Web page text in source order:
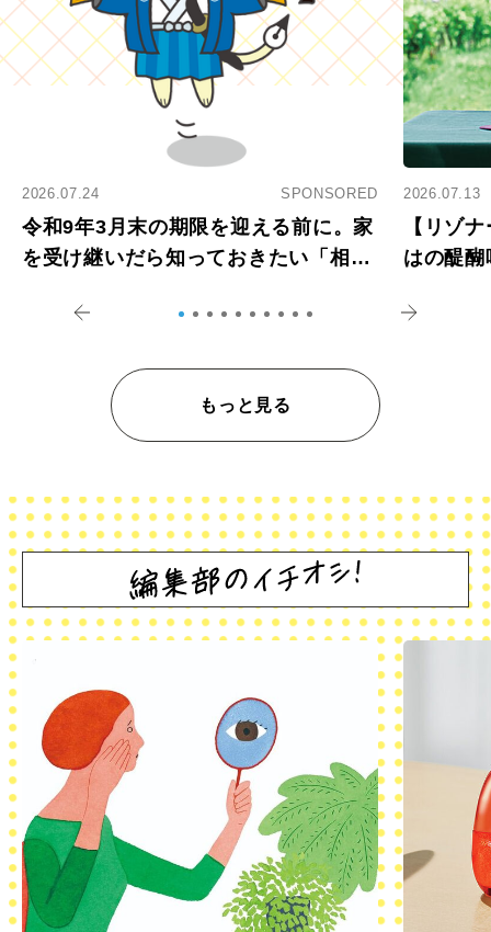
2026.07.24 SPONSORED
令和9年3月末の期限を迎える前に。家
を受け継いだら知っておきたい「相続
2026.07.13
【リゾ
はの醍
もっと見る